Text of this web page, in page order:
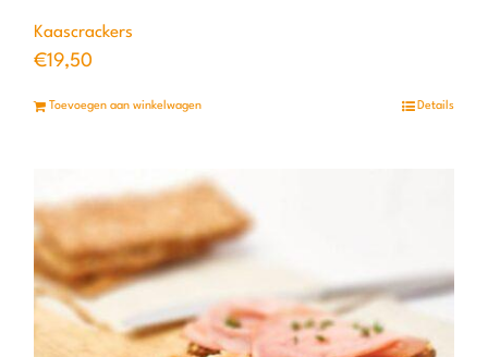
Kaascrackers
€19,50
Toevoegen aan winkelwagen Details